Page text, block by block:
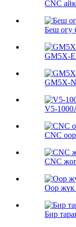
CNC
Беш огу
GM5X-E
GM5X-
V5-
CNC
CNC
Оор жүк
Бир